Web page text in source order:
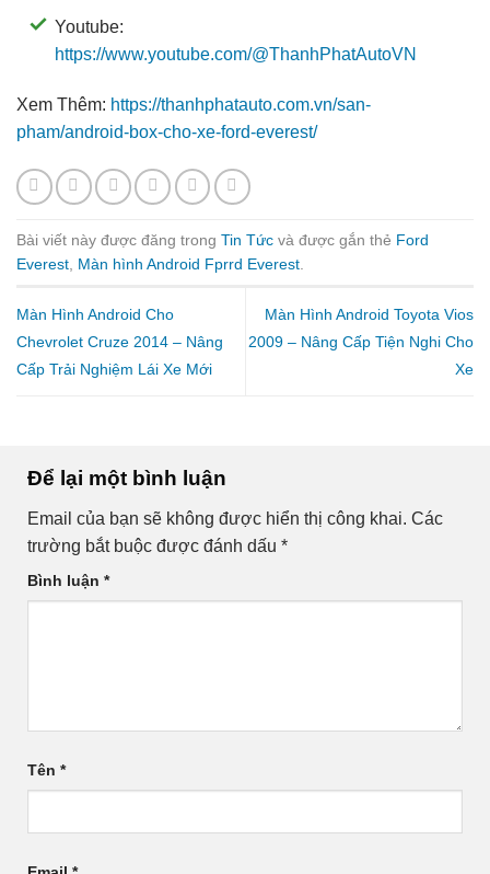
Youtube:
https://www.youtube.com/@ThanhPhatAutoVN
Xem Thêm: https://thanhphatauto.com.vn/san-
pham/android-box-cho-xe-ford-everest/
Bài viết này được đăng trong Tin Tức và được gắn thẻ Ford
Everest Màn hình Android Fprrd Everest
Màn Hình Android Cho
Chevrolet Cruze 2014 – Nâng
Cấp Trải Nghiệm Lái Xe Mới
Màn Hình Android Toyota Vios
2009 – Nâng Cấp Tiện Nghi Cho
Xe
Để lại một bình luận
Email của bạn sẽ không được hiển thị công khai. Các
trường bắt buộc được đánh dấu *
Bình luận *
Tên *